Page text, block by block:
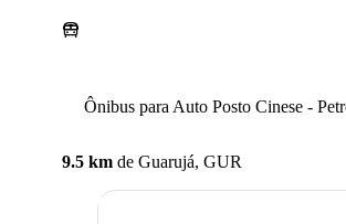
Ônibus para Auto Posto Cinese -
9.5 km de Guarujá, GUR